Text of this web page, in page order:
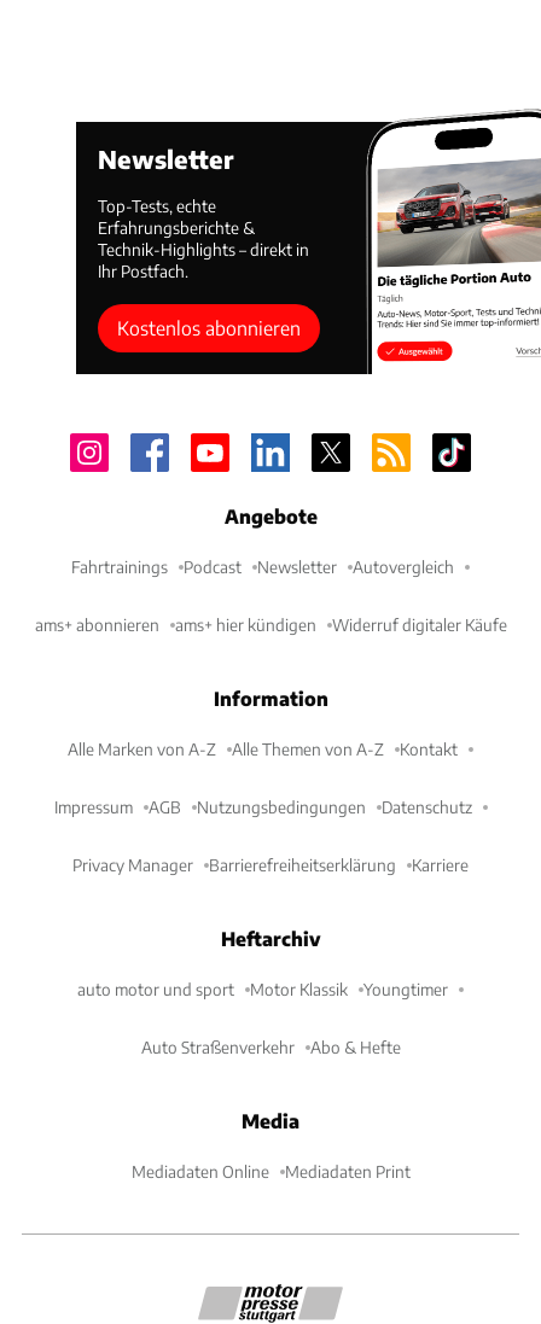
Newsletter
Top-Tests, echte
Erfahrungsberichte &
Technik-Highlights – direkt in
Ihr Postfach.
Kostenlos abonnieren
Angebote
Fahrtrainings Podcast Newsletter Autovergleich
ams+ abonnieren ams+ hier kündigen Widerruf digitaler Käufe
Information
Alle Marken von A-Z Alle Themen von A-Z Kontakt
Impressum AGB Nutzungsbedingungen Datenschutz
Privacy Manager Barrierefreiheitserklärung Karriere
Heftarchiv
auto motor und sport Motor Klassik Youngtimer
Auto Straßenverkehr Abo & Hefte
Media
Mediadaten Online Mediadaten Print